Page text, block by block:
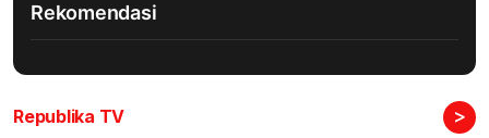
Rekomendasi
Republika TV >